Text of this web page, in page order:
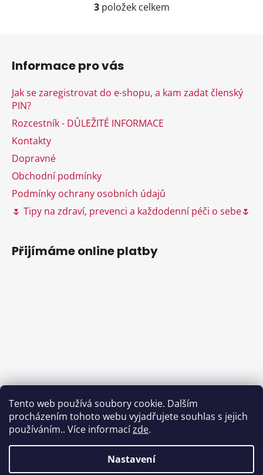
Tento web používá soubory cookie. Dalším
procházením tohoto webu vyjadřujete souhlas s jejich
používáním.. Více informacízde.
Nastavení
O
c
p
r
ý
p
i
u
3položek celkem
Informace pro vás
Jak se zaregistrovat do e-shopu, a kam zadat členský
PIN?
Rozcestník - DŮLEŽITÉ INFORMACE
Kontakty
Dopravné
Obchodní podmínky
Podmínky ochrany osobních údajů
🌷 Tipy na zdraví, prevenci a každodenní péči o sebe🌷
Přijímáme online platby